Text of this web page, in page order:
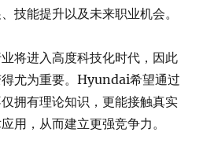
技能提升以及未来职业机会。
将进入高度科技化时代，因此
尤为重要。Hyundai希望通过
拥有理论知识，更能接触真实
用，从而建立更强竞争力。